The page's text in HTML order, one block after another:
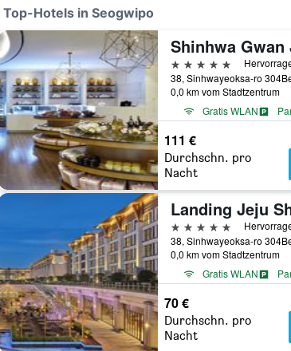
Top-Hotels in Seogwipo
5 Sterne
0,0 km vom Stadtzentrum
Gratis WLAN
111 €
Durchschn. pro
Nacht
5 Sterne
0,0 km vom Stadtzentrum
Gratis WLAN
70 €
Durchschn. pro
Nacht